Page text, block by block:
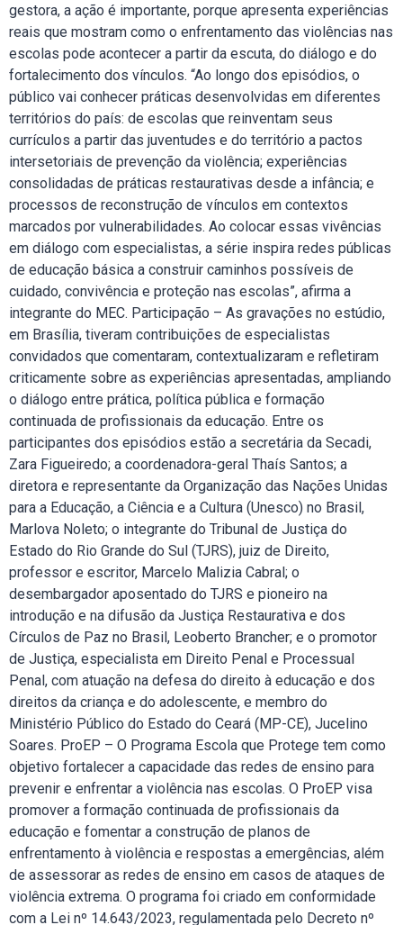
gestora, a ação é importante, porque apresenta experiências
reais que mostram como o enfrentamento das violências nas
escolas pode acontecer a partir da escuta, do diálogo e do
fortalecimento dos vínculos. “Ao longo dos episódios, o
público vai conhecer práticas desenvolvidas em diferentes
territórios do país: de escolas que reinventam seus
currículos a partir das juventudes e do território a pactos
intersetoriais de prevenção da violência; experiências
consolidadas de práticas restaurativas desde a infância; e
processos de reconstrução de vínculos em contextos
marcados por vulnerabilidades. Ao colocar essas vivências
em diálogo com especialistas, a série inspira redes públicas
de educação básica a construir caminhos possíveis de
cuidado, convivência e proteção nas escolas”, afirma a
integrante do MEC. Participação – As gravações no estúdio,
em Brasília, tiveram contribuições de especialistas
convidados que comentaram, contextualizaram e refletiram
criticamente sobre as experiências apresentadas, ampliando
o diálogo entre prática, política pública e formação
continuada de profissionais da educação. Entre os
participantes dos episódios estão a secretária da Secadi,
Zara Figueiredo; a coordenadora-geral Thaís Santos; a
diretora e representante da Organização das Nações Unidas
para a Educação, a Ciência e a Cultura (Unesco) no Brasil,
Marlova Noleto; o integrante do Tribunal de Justiça do
Estado do Rio Grande do Sul (TJRS), juiz de Direito,
professor e escritor, Marcelo Malizia Cabral; o
desembargador aposentado do TJRS e pioneiro na
introdução e na difusão da Justiça Restaurativa e dos
Círculos de Paz no Brasil, Leoberto Brancher; e o promotor
de Justiça, especialista em Direito Penal e Processual
Penal, com atuação na defesa do direito à educação e dos
direitos da criança e do adolescente, e membro do
Ministério Público do Estado do Ceará (MP-CE), Jucelino
Soares. ProEP – O Programa Escola que Protege tem como
objetivo fortalecer a capacidade das redes de ensino para
prevenir e enfrentar a violência nas escolas. O ProEP visa
promover a formação continuada de profissionais da
educação e fomentar a construção de planos de
enfrentamento à violência e respostas a emergências, além
de assessorar as redes de ensino em casos de ataques de
violência extrema. O programa foi criado em conformidade
com a Lei nº 14.643/2023, regulamentada pelo Decreto nº